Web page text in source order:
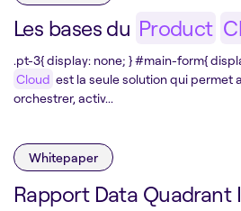
Les bases du Product
.pt-3{ display: none; } #main-form{
Cloud est la seule solution qui permet
orchestrer, activ...
Whitepaper
Rapport Data Quadrant